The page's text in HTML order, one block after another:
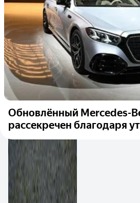
Обновлённый Mercedes-
рассекречен благодаря